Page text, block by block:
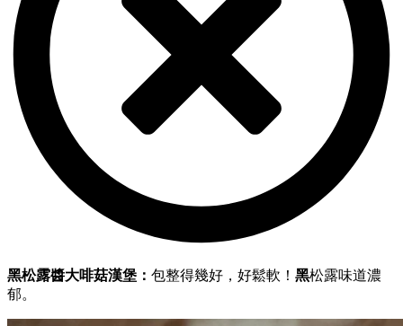
黑松露醬大啡菇漢堡： 包整得幾好，好鬆軟！ 黑松露味道濃
郁。